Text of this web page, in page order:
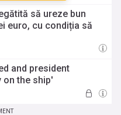
să ureze bun
euro, cu condiția să
and president
on the ship'